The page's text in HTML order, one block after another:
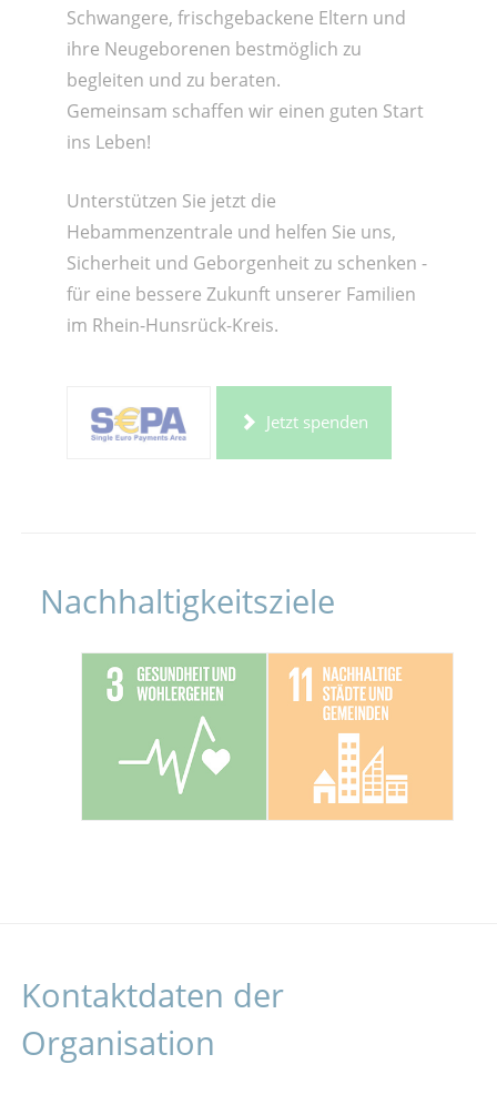
Schwangere, frischgebackene Eltern und
ihre Neugeborenen bestmöglich zu
begleiten und zu beraten.
Gemeinsam schaffen wir einen guten Start
ins Leben!
Unterstützen Sie jetzt die
Hebammenzentrale und helfen Sie uns,
Sicherheit und Geborgenheit zu schenken -
für eine bessere Zukunft unserer Familien
im Rhein-Hunsrück-Kreis.
Jetzt spenden
Nachhaltigkeitsziele
Kontaktdaten der
Organisation